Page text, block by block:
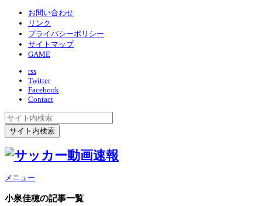
お問い合わせ
リンク
プライバシーポリシー
サイトマップ
GAME
rss
Twitter
Facebook
Contact
メニュー
小泉佳穂の記事一覧